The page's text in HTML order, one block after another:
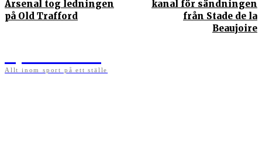
Arsenal tog ledningen
på Old Trafford
kanal för sändningen
från Stade de la
Beaujoire
Allt inom sport på ett ställe